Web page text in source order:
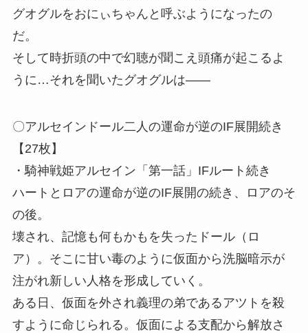
グオグルをおにぃちゃんと呼ぶようになったの
だ。
そして時折頭の中で幻聴が聞こえ頭痛が起こるよ
うに…それを聞いたグオグルは――
〇アルセインドール二人の運命が逆のIF展開続き
【27枚】
・騎神戦姫アルセイン「第一話」IFルート続き
ハートとロアの運命が逆のIF展開の続き、ロアのそ
の後。
壊され、記憶も何もかもを失ったドール（ロ
ア）。そこに甘い毒のように仮面から洗脳暗示が
注がれ新しい人格を形成していく。
ある日、仮面を外され義理の弟であるアツトを殺
すように命じられる。仮面による支配から解放さ